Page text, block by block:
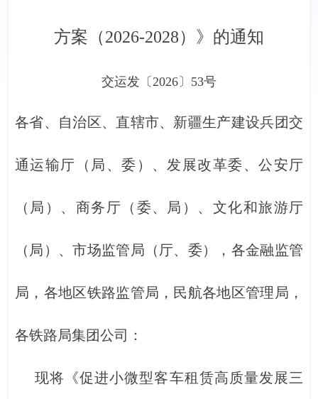
方案（2026-2028）》的通知
交运发〔2026〕53号
各省、自治区、直辖市、新疆生产建设兵团交
通运输厅（局、委）、发展改革委、公安厅
（局）、商务厅（委、局）、文化和旅游厅
（局）、市场监管局（厅、委），各金融监管
局，各地区铁路监管局，民航各地区管理局，
各铁路局集团公司：
现将《促进小微型客车租赁高质量发展三